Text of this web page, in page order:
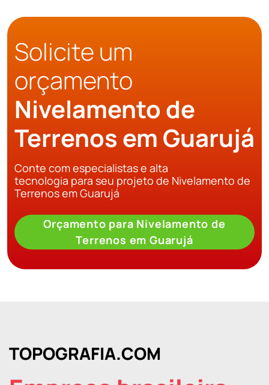
Solicite um
orçamento
Nivelamento de
Terrenos em Guarujá
Conte com especialistas e alta
tecnologia para seu projeto de Nivelamento de
Terrenos em Guarujá
Orçamento para Nivelamento de
Terrenos em Guarujá
TOPOGRAFIA.COM